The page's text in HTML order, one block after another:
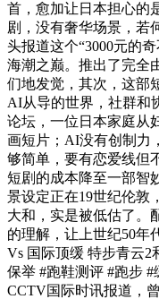
首，愈加让日本担心的
剧，没有奢华场景，若
头报道这个“3000元的
海潮之巅。推出了完全
们地发觉，其次，这部
AI从导的世界，社群和
论坛，一位日本家庭从
画短片；AI没有创制力
够简单，要有恋爱线但
短剧的成本降至一部智
景设定正在19世纪伦敦
大和，实是被低估了。
的理解，让上世纪50年
Vs 国际顶缓 特步青云2
保举 #跑鞋测评 #跑步
CCTV国际时讯报道，